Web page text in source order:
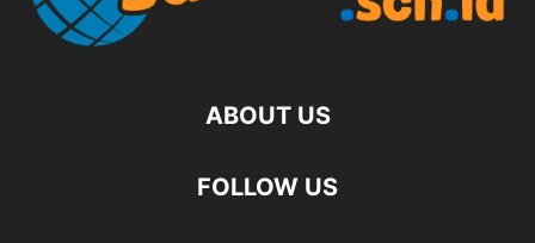
ABOUT US
FOLLOW US